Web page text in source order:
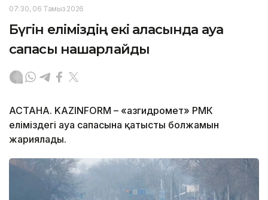
07:30, 06 Тамыз 2026
Бүгін еліміздің екі қаласында ауа
сапасы нашарлайды
АСТАНА. KAZINFORM – «Қазгидромет» РМК
еліміздегі ауа сапасына қатысты болжамын
жариялады.